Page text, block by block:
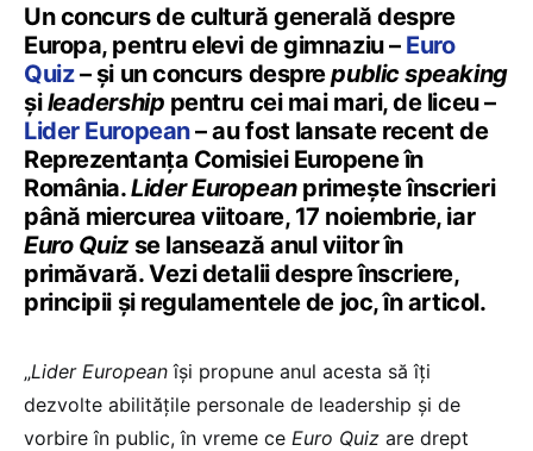
Un concurs de cultură generală despre
Europa, pentru elevi de gimnaziu – Euro
Quiz– și un concurs desprepublic speaking
șileadership pentru cei mai mari, de liceu –
Lider European– au fost lansate recent de
Reprezentanța Comisiei Europene în
România.Lider Europeanprimește înscrieri
până miercurea viitoare, 17 noiembrie, iar
Euro Quizse lansează anul viitor în
primăvară. Vezi detalii despre înscriere,
principii și regulamentele de joc, în articol.
„Lider European își propune anul acesta să îți
dezvolte abilitățile personale de leadership și de
vorbire în public, în vreme ce Euro Quiz are drept